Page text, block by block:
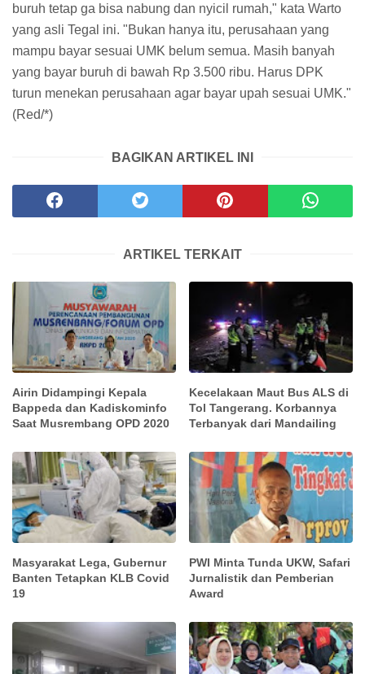
buruh tetap ga bisa nabung dan nyicil rumah," kata Warto
yang asli Tegal ini. "Bukan hanya itu, perusahaan yang
mampu bayar sesuai UMK belum semua. Masih banyah
yang bayar buruh di bawah Rp 3.500 ribu. Harus DPK
turun menekan perusahaan agar bayar upah sesuai UMK."
(Red/*)
BAGIKAN ARTIKEL INI
ARTIKEL TERKAIT
Airin Didampingi Kepala
Bappeda dan Kadiskominfo
Saat Musrembang OPD 2020
Kecelakaan Maut Bus ALS di
Tol Tangerang. Korbannya
Terbanyak dari Mandailing
Masyarakat Lega, Gubernur
Banten Tetapkan KLB Covid
19
PWI Minta Tunda UKW, Safari
Jurnalistik dan Pemberian
Award